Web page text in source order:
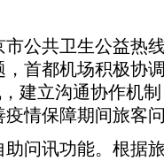
公共卫生公益热
首都机场积极协
建立沟通协作机
情保障期间旅客
问讯功能。根据